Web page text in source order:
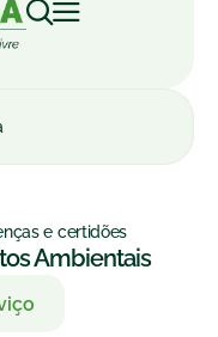
e certidões
Ambientais